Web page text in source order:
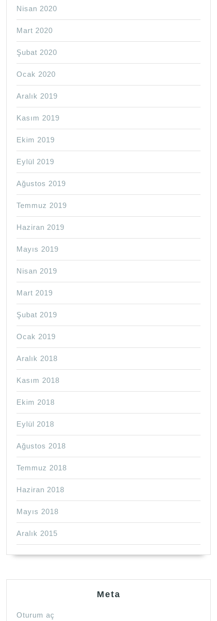
Nisan 2020
Mart 2020
Şubat 2020
Ocak 2020
Aralık 2019
Kasım 2019
Ekim 2019
Eylül 2019
Ağustos 2019
Temmuz 2019
Haziran 2019
Mayıs 2019
Nisan 2019
Mart 2019
Şubat 2019
Ocak 2019
Aralık 2018
Kasım 2018
Ekim 2018
Eylül 2018
Ağustos 2018
Temmuz 2018
Haziran 2018
Mayıs 2018
Aralık 2015
Meta
Oturum aç